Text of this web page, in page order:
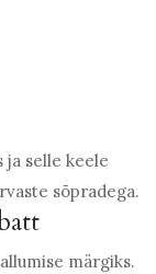
ja selle keele
sõpradega.
märgiks.